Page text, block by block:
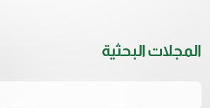
المجلات البحثية